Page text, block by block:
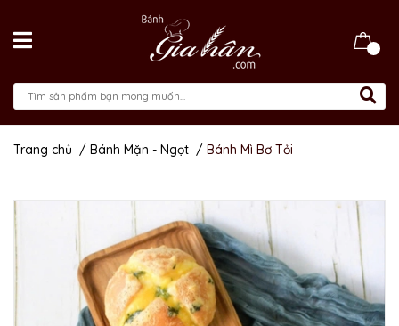
Trang chủ / Bánh Mặn - Ngọt / Bánh Mì Bơ Tỏi